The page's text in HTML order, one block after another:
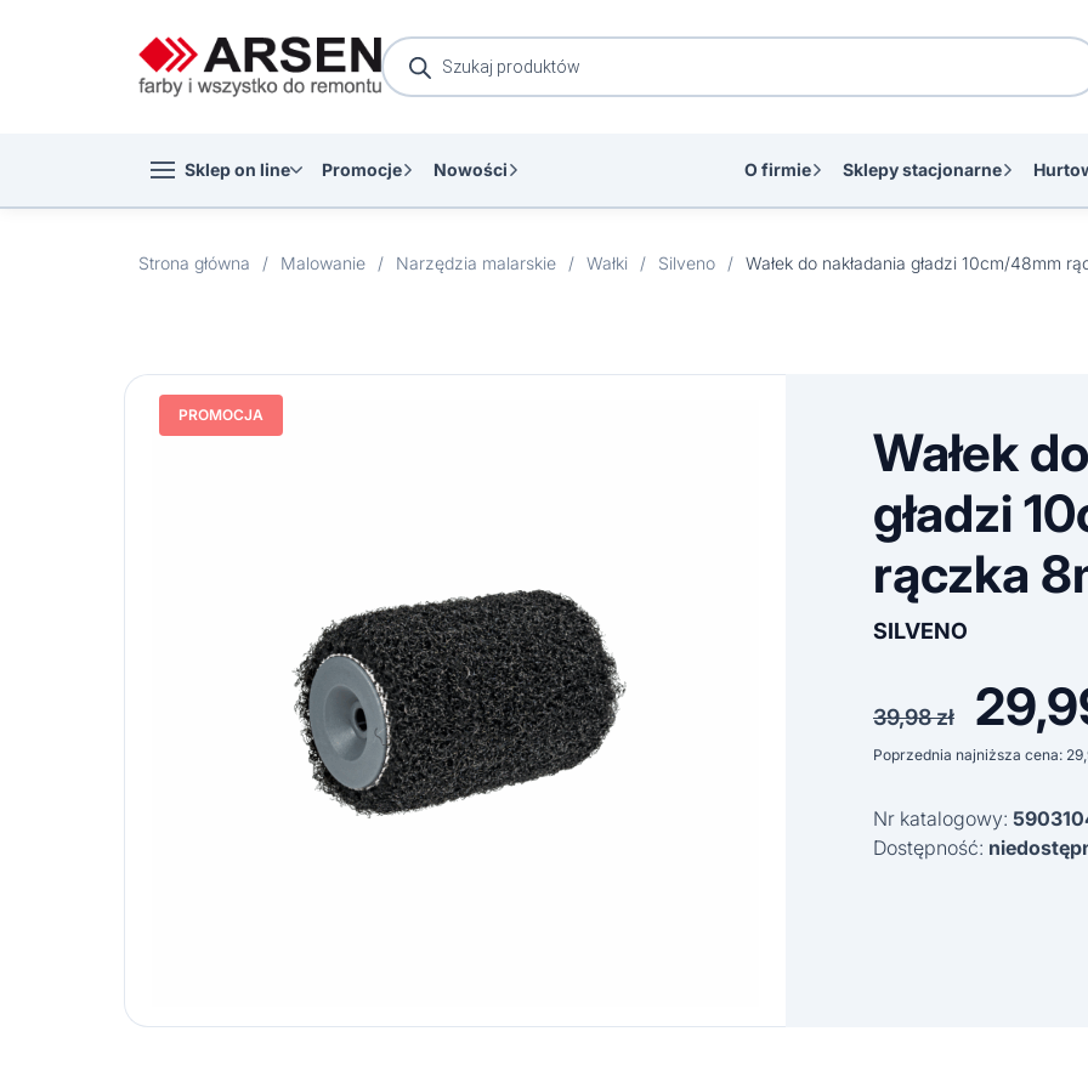
Wyszukiwarka
produktów
Sklep on line Promocje Nowości O firmie Sklepy stacjonarne
Strona główna / Malowanie / Narzędzia malarskie / Wałki / Silveno /
PROMOCJA
Wałek
gładzi
rączka
SILVENO
39,98zł
cena
39,98
Poprzednia najniższa cena:
Nr katalogowy:
Dostępność: